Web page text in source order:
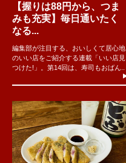
【握りは88円から、つま
みも充実】毎日通いたく
なる...
編集部が注目する、おいしくて居心地
のいい店をご紹介する連載「いい店見
つけた!」。第14回は、寿司もおばん..